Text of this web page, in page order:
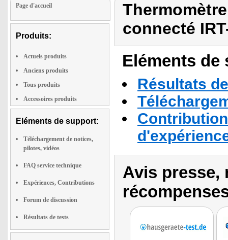
Page d'accueil
Produits:
Actuels produits
Anciens produits
Tous produits
Accessoires produits
Eléments de support:
Téléchargement de notices,
pilotes, vidéos
FAQ service technique
Expériences, Contributions
Forum de discussion
Résultats de tests
connecté
Eléments
Résultats
Avis presse,